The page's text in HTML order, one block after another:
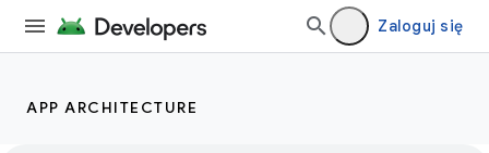
Zaloguj się
APP ARCHITECTURE